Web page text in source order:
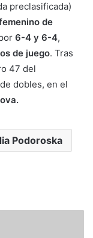
preclasificada)
de
6-4 y 6-4,
de juego. Tras
47 del
dobles, en el
Podoroska